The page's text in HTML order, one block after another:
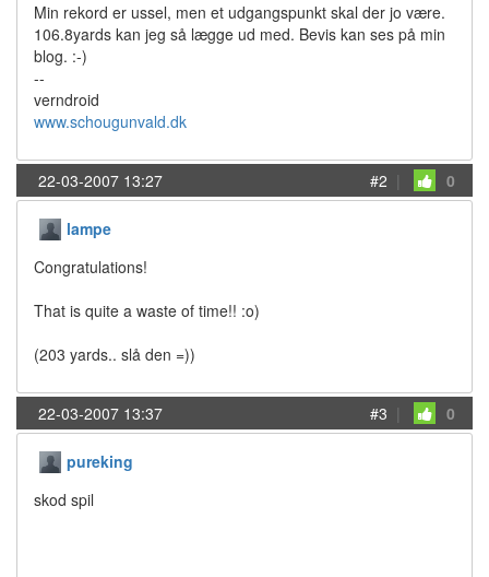
Min rekord er ussel, men et udgangspunkt skal der jo være.
106.8yards kan jeg så lægge ud med. Bevis kan ses på min
blog. :-)
--
verndroid
www.schougunvald.dk
22-03-2007 13:27 #2 | 0
lampe
Congratulations!
That is quite a waste of time!! :o)
(203 yards.. slå den =))
22-03-2007 13:37 #3 | 0
pureking
skod spil